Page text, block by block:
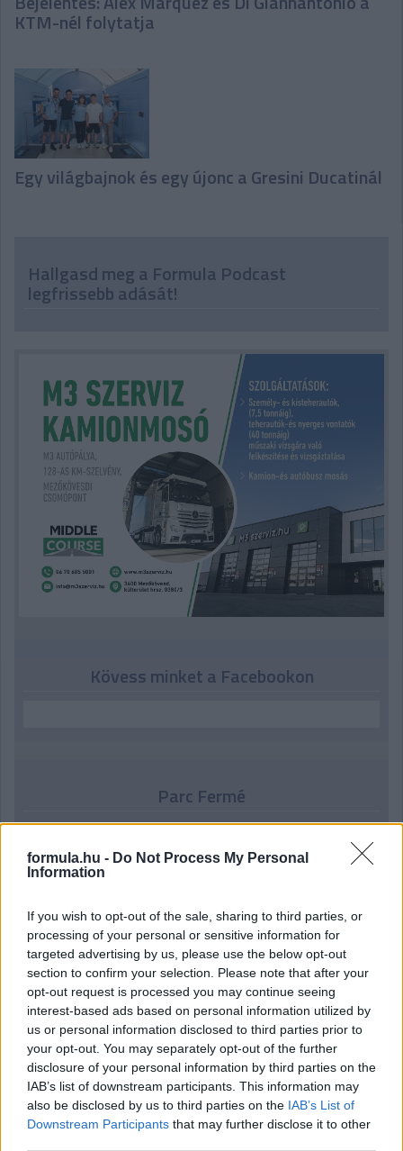
formula.hu - Do Not Process My Personal
Information
If you wish to opt-out of the sale, sharing to third parties, or
processing of your personal or sensitive information for
targeted advertising by us, please use the below opt-out
section to confirm your selection. Please note that after your
opt-out request is processed you may continue seeing
interest-based ads based on personal information utilized by
us or personal information disclosed to third parties prior to
your opt-out. You may separately opt-out of the further
disclosure of your personal information by third parties on the
IAB’s list of downstream participants. This information may
also be disclosed by us to third parties on the IAB’s List of
Downstream Participants that may further disclose it to other
KTM-nél folytatja
Egy világbajnok és egy újonc a Gresini Ducatinál
Hallgasd meg a Formula Podcast
legfrissebb adását!
Kövess minket a Facebookon
Parc Fermé
4 órája
MotoGP: Bezzecchi közel egy másodpercet javított a